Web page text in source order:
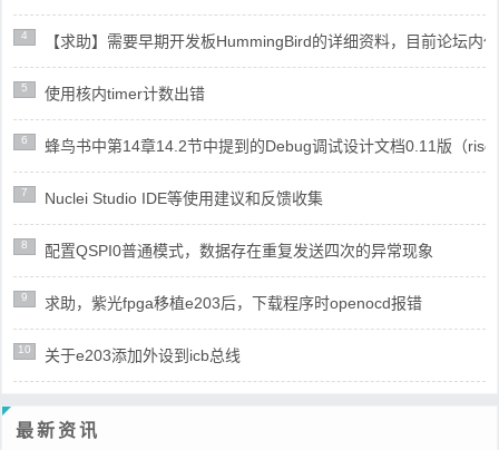
4 【求助】需要早期开发板HummingBird的详细资料，目前论坛内
5 使用核内timer计数出错
6 蜂鸟书中第14章14.2节中提到的Debug调试设计文档0.11版（
7 Nuclei Studio IDE等使用建议和反馈收集
8 配置QSPI0普通模式，数据存在重复发送四次的异常现象
9 求助，紫光fpga移植e203后，下载程序时openocd报错
10 关于e203添加外设到icb总线
最新资讯